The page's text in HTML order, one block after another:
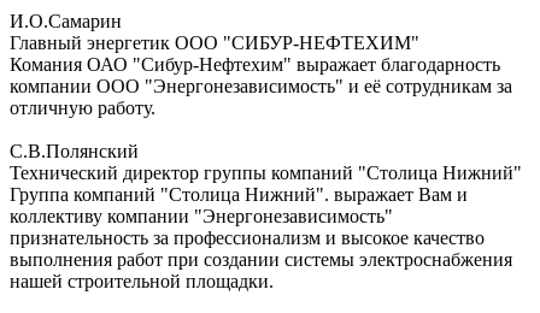
И.О.Самарин
Главный энергетик ООО "СИБУР-НЕФТЕХИМ"
Комания ОАО "Сибур-Нефтехим" выражает благодарность
компании ООО "Энергонезависимость" и её сотрудникам за
отличную работу.
С.В.Полянский
Технический директор группы компаний "Столица Нижний"
Группа компаний "Столица Нижний". выражает Вам и
коллективу компании "Энергонезависимость"
признательность за профессионализм и высокое качество
выполнения работ при создании системы электроснабжения
нашей строительной площадки.